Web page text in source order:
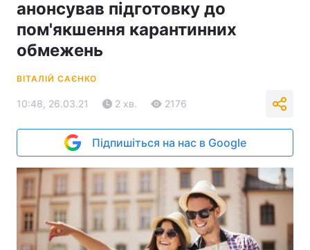
анонсував підготовку до
пом'якшення карантинних
обмежень
ВІТАЛІЙ САЄНКО
10:48, 26.03.21 2 хв. 2176
Підпишіться на нас в Google